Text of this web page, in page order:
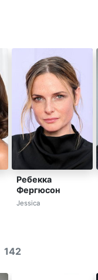
Ребекка
Фергюсон
Jessica
142